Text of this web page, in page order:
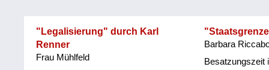
Staatsvertrag
"Legalisierung" durch Karl
Renner
Frau Mühlfeld
Barbara
Besatzungszeit